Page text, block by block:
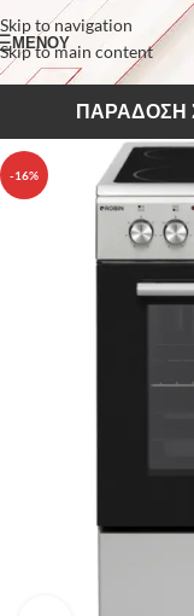
Skip to navigation
Skip to main content
ΜΕΝΟΥ
ΠΑΡΑΔΟΣΗ
-16%